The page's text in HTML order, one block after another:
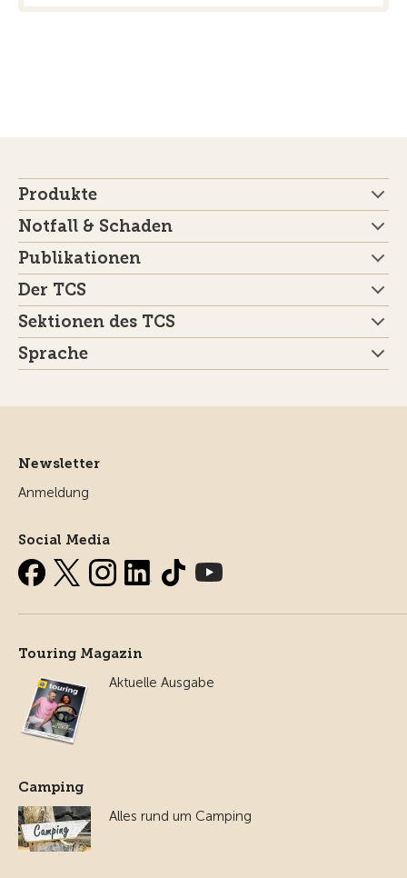
Produkte
Notfall & Schaden
Publikationen
Der TCS
Sektionen des TCS
Sprache
Newsletter
Anmeldung
Social Media
Touring Magazin
Aktuelle Ausgabe
Camping
Alles rund um Camping